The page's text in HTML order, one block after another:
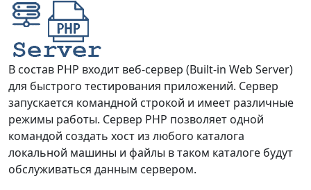
В состав PHP входит веб-сервер (Built-in Web Server)
для быстрого тестирования приложений. Сервер
запускается командной строкой и имеет различные
режимы работы. Сервер PHP позволяет одной
командой создать хост из любого каталога
локальной машины и файлы в таком каталоге будут
обслуживаться данным сервером.